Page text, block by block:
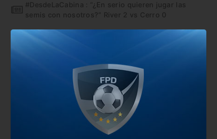
#DesdeLaCabina : “¿En serio quieren jugar las
semis con nosotros?” River 2 vs Cerro 0
En esta nota:
#Roberto Leto
Dejá tu opinión acá!